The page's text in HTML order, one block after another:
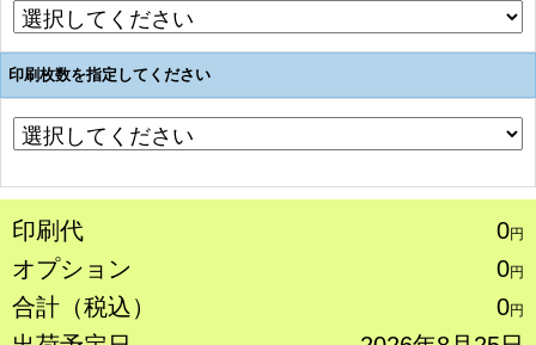
印刷枚数を指定してください
印刷代 0円
オプション 0円
合計（税込） 0円